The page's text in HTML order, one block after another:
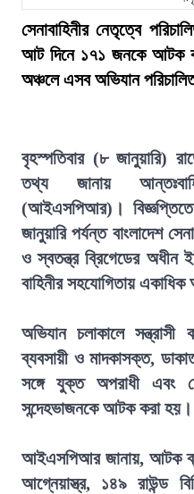
সেনাবাহিনীর নেতৃত্বে
আট দিনে ১৭১ জনকে আটক
অঞ্চলে এসব অভিযান
বৃহস্পতিবার (৮ জানুয়ারি)
তথ্য জানায়
(আইএসপিআর)।
জানুয়ারি পর্যন্ত বাংলাদেশ
ও স্বতন্ত্র ব্রিগেডের
বাহিনীর সহযোগিতায় একাধিক
অভিযান চলাকালে
ব্যবসায়ী ও মাদকাসক্ত,
সঙ্গে যুক্ত অপরাধী এবং
সন্দেহভাজনকে আটক করা হয়।
আইএসপিআর জানায়, আটক
আগ্নেয়াস্ত্র, ১৪৯ রাউন্ড